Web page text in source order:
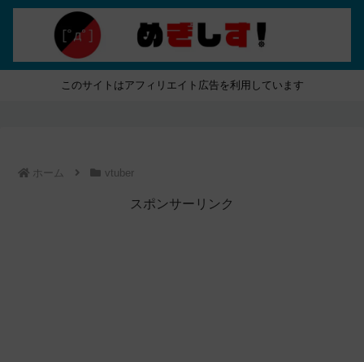
このサイトはアフィリエイト広告を利用しています
ホーム vtuber
スポンサーリンク